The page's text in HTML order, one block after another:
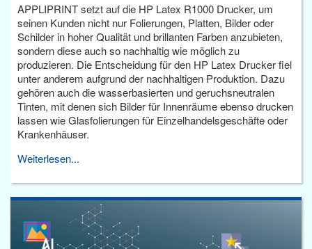
APPLIPRINT setzt auf die HP Latex R1000 Drucker, um
seinen Kunden nicht nur Folierungen, Platten, Bilder oder
Schilder in hoher Qualität und brillanten Farben anzubieten,
sondern diese auch so nachhaltig wie möglich zu
produzieren. Die Entscheidung für den HP Latex Drucker fiel
unter anderem aufgrund der nachhaltigen Produktion. Dazu
gehören auch die wasserbasierten und geruchsneutralen
Tinten, mit denen sich Bilder für Innenräume ebenso drucken
lassen wie Glasfolierungen für Einzelhandelsgeschäfte oder
Krankenhäuser.
Weiterlesen...